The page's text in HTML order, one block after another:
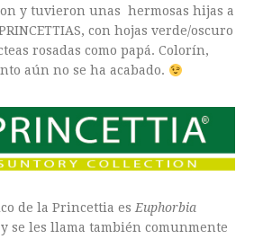
FLORES
y tuvieron unas hermosas hijas a
con hojas verde/oscuro
rosadas como papá. Colorín,
aún no se ha acabado.
de la Princettia esEuphorbia
se les llama también comunmente